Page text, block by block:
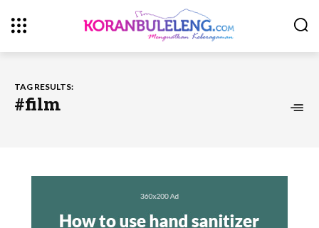
TAG RESULTS:
#film